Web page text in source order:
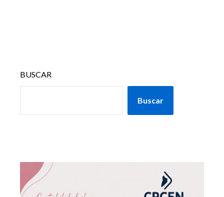
BUSCAR
Buscar